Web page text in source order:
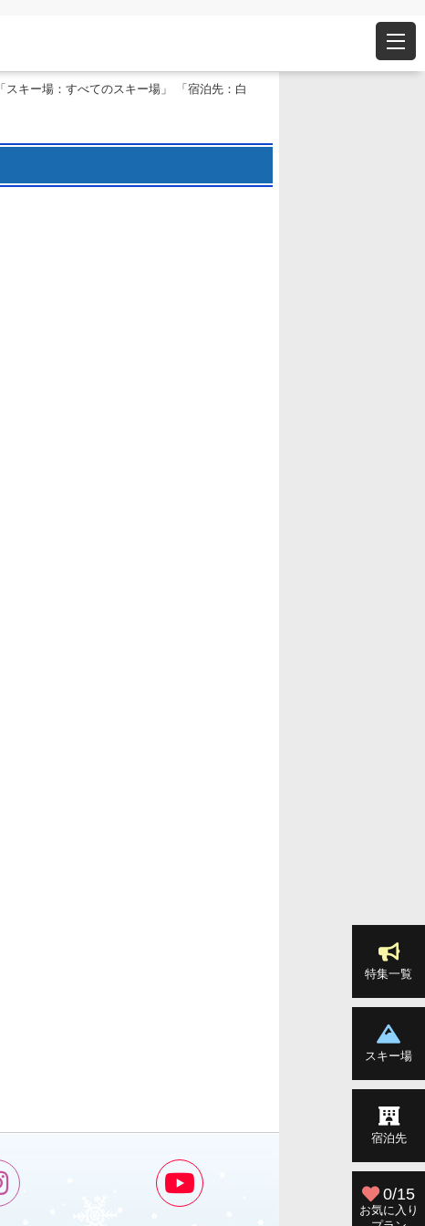
キー場：すべてのスキー場」 「宿泊先：白
特集一覧
スキー場
宿泊先
0/15
お気に入り